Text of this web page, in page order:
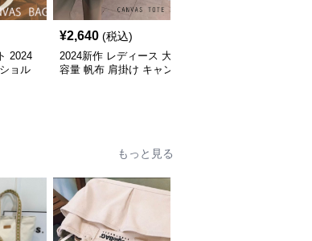
2024
ョル
¥2,640 (税込)
2024新作 レディース 大
容量 帆布 肩掛け キャン
もっと見る